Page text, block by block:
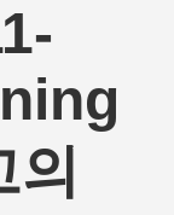
의